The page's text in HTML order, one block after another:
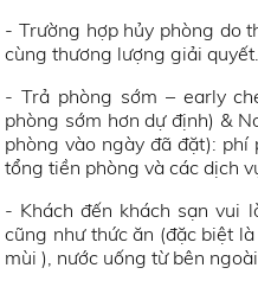
- Trường hợp hủy phòng do
cùng thương lượng giải quyết.
- Trả phòng sớm – early
phòng sớm hơn dự định) &
phòng vào ngày đã đặt):
tổng tiền phòng và các dịch
- Khách đến khách sạn vui
cũng như thức ăn (đặc biệt
mùi ), nước uống từ bên